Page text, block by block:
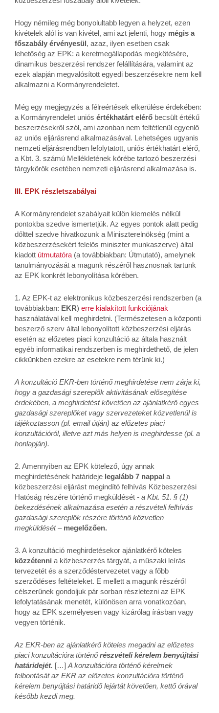
Hogy némileg még bonyolultabb legyen a helyzet, ezen
kivételek alól is van kivétel, ami azt jelenti, hogy mégis a
főszabály érvényesül, azaz, ilyen esetben csak
lehetőség az EPK: a keretmegállapodás megkötésére,
dinamikus beszerzési rendszer felállítására, valamint az
ezek alapján megvalósított egyedi beszerzésekre nem kell
alkalmazni a Kormányrendeletet.
Még egy megjegyzés a félreértések elkerülése érdekében:
a Kormányrendelet uniós értékhatárt elérő becsült értékű
beszerzésekről szól, ami azonban nem feltétlenül egyenlő
az uniós eljárásrend alkalmazásával. Lehetséges ugyanis
nemzeti eljárásrendben lefolytatott, uniós értékhatárt elérő,
a Kbt. 3. számú Mellékletének körébe tartozó beszerzési
tárgykörök esetében nemzeti eljárásrend alkalmazása is.
III. EPK részletszabályai
A Kormányrendelet szabályait külön kiemelés nélkül
pontokba szedve ismertetjük. Az egyes pontok alatt pedig
dőlttel szedve hivatkozunk a Miniszterelnökség (mint a
közbeszerzésekért felelős miniszter munkaszerve) által
kiadott útmutatóra (a továbbiakban: Útmutató), amelynek
tanulmányozását a magunk részéről hasznosnak tartunk
az EPK konkrét lebonyolítása körében.
1. Az EPK-t az elektronikus közbeszerzési rendszerben (a
továbbiakban: EKR) erre kialakított funkciójának
használatával kell meghirdetni. (Természetesen a központi
beszerző szerv által lebonyolított közbeszerzési eljárás
esetén az előzetes piaci konzultáció az általa használt
egyéb informatikai rendszerben is meghirdethető, de jelen
cikkünkben ezekre az esetekre nem térünk ki.)
A konzultáció EKR-ben történő meghirdetése nem zárja ki,
hogy a gazdasági szereplők aktivitásának elősegítése
érdekében, a meghirdetést követően az ajánlatkérő egyes
gazdasági szereplőket vagy szervezeteket közvetlenül is
tájékoztasson (pl. email útján) az előzetes piaci
konzultációról, illetve azt más helyen is meghirdesse (pl. a
honlapján).
2. Amennyiben az EPK kötelező, úgy annak
meghirdetésének határideje legalább 7 nappal a
közbeszerzési eljárást megindító felhívás Közbeszerzési
Hatóság részére történő megküldését - a Kbt. 51. § (1)
bekezdésének alkalmazása esetén a részvételi felhívás
gazdasági szereplők részére történő közvetlen
megküldését– megelőzően.
3. A konzultáció meghirdetésekor ajánlatkérő köteles
közzétenni a közbeszerzés tárgyát, a műszaki leírás
tervezetét és a szerződéstervezetet vagy a főbb
szerződéses feltételeket. E mellett a magunk részéről
célszerűnek gondoljuk pár sorban részletezni az EPK
lefolytatásának menetét, különösen arra vonatkozóan,
hogy az EPK személyesen vagy kizárólag írásban vagy
vegyen történik.
Az EKR-ben az ajánlatkérő köteles megadni az előzetes
piaci konzultációra történőrészvételi kérelem benyújtási
határidejét. […] A konzultációra történő kérelmek
felbontását az EKR az előzetes konzultációra történő
kérelem benyújtási határidő lejártát követően, kettő órával
később kezdi meg.